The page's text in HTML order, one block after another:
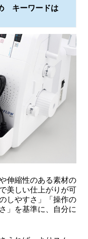
キーワードは
伸縮性のある素材の
美しい仕上がりが可
しやすさ」「操作の
」を基準に、自分に